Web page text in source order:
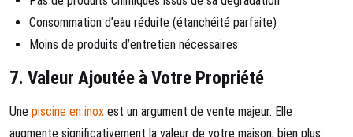
Consommation d’eau réduite (étanchéité parfaite)
Moins de produits d’entretien nécessaires
7. Valeur Ajoutée à Votre Propriété
Une piscine en inox est un argument de vente majeur. Elle
augmente significativement la valeur de votre maison, bien plus